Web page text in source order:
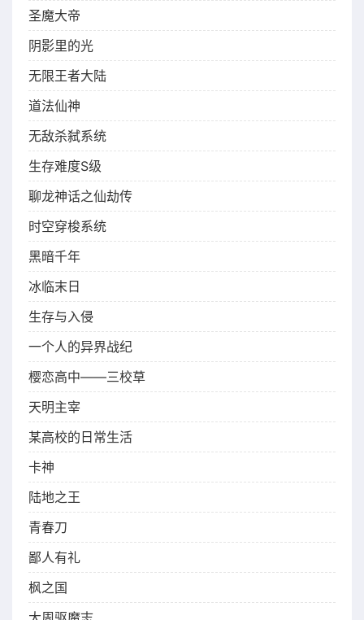
圣魔大帝
阴影里的光
无限王者大陆
道法仙神
无敌杀弑系统
生存难度S级
聊龙神话之仙劫传
时空穿梭系统
黑暗千年
冰临末日
生存与入侵
一个人的异界战纪
樱恋高中——三校草
天明主宰
某高校的日常生活
卡神
陆地之王
青春刀
鄙人有礼
枫之国